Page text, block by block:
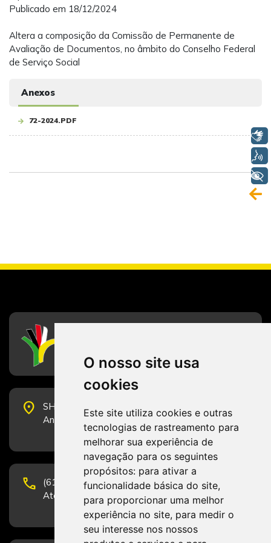
O nosso site usa
cookies
Este site utiliza cookies e outras
tecnologias de rastreamento para
melhorar sua experiência de
navegação para os seguintes
propósitos: para ativar a
funcionalidade básica do site,
para proporcionar uma melhor
experiência no site, para medir o
seu interesse nos nossos
Publicado em 18/12/2024
Altera a composição da Comissão de Permanente de
Avaliação de Documentos, no âmbito do Conselho Federal
de Serviço Social
Anexos
72-2024.PDF
place
SHS Quadra 6, Bloco E, Complexo Brasil 21, 20º
Andar, Sala 2001 - CEP 70322-915 - Brasília/DF
phone
(61) 3223-1652 e (61) 98131-3801.
Atendimento por telefone em horário comercial
Libras
+ Acessibilidade